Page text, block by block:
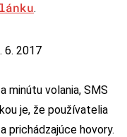
.
6. 2017
minútu volania, SMS
je, že používatelia
prichádzajúce hovory.